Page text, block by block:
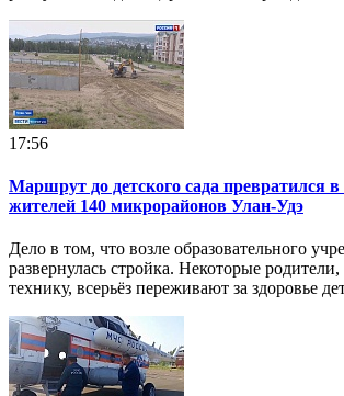
17:56
Маршрут до детского сада превратился в
жителей 140 микрорайонов Улан-Удэ
Дело в том, что возле образовательного
развернулась стройка. Некоторые
технику, всерьёз переживают за здоровье